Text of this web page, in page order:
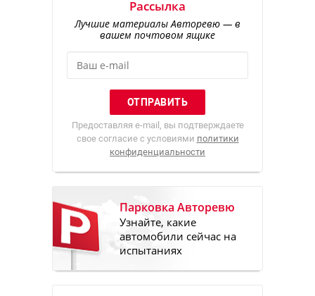
Рассылка
Лучшие материалы Авторевю — в
вашем почтовом ящике
Предоставляя e-mail, вы подтверждаете
свое согласие с условиями политики
конфиденциальности
Парковка Авторевю
Узнайте, какие
автомобили сейчас на
испытаниях